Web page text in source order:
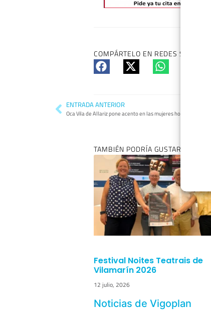
COMPÁRTELO EN REDES SI TE HA
ENTRADA ANTERIOR
Oca Vila de Allariz pone acento en las mujeres hosteleras
TAMBIÉN PODRÍA GUSTARTE:
Festival Noites Teatrais de
Vilamarín 2026
12 julio, 2026
Noticias de Vigoplan